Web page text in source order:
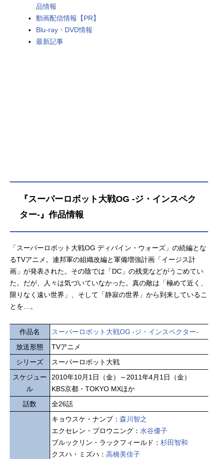
品情報
動画配信情報【PR】
Blu-ray・DVD情報
最新記事
『スーパーロボット大戦OG -ジ・インスペク
ター-』作品情報
「スーパーロボット大戦OG ディバイン・ウォーズ」の続編とな
るTVアニメ。連邦軍の組織改編と軍備増強計画「イージス計
画」が発表された。その陰では「DC」の残党などがうごめてい
た。だが、人々は気づいていなかった。真の敵は「極めて近く、
限りなく遠い世界」、そして「静寂の世界」から到来しているこ
とを…。
作品名
スーパーロボット大戦OG -ジ・インスペクター-
放送形態
TVアニメ
シリーズ
スーパーロボット大戦
スケジュー
ル
2010年10月1日（金）～2011年4月1日（金）
KBS京都・TOKYO MXほか
話数
全26話
キョウスケ・ナンブ： 森川智之
エクセレン・ブロウニング： 水谷優子
ブルックリン・ラックフィールド： 杉田智和
クスハ・ミズハ： 高橋美佳子